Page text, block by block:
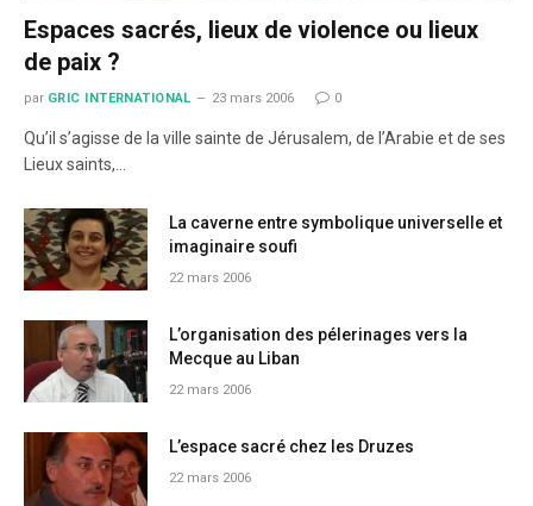
Espaces sacrés, lieux de violence ou lieux
de paix ?
par GRIC INTERNATIONAL 23 mars 2006 0
Qu’il s’agisse de la ville sainte de Jérusalem, de l’Arabie et de ses
Lieux saints,…
La caverne entre symbolique universelle et
imaginaire soufi
22 mars 2006
L’organisation des pélerinages vers la
Mecque au Liban
22 mars 2006
L’espace sacré chez les Druzes
22 mars 2006